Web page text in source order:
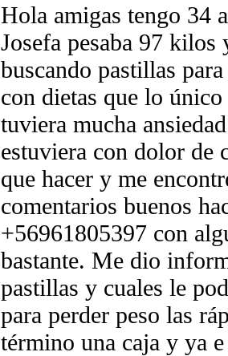
Hola amigas tengo 34
Josefa pesaba 97 kilos
buscando pastillas
con dietas que lo
tuviera mucha
estuviera con dolor de
que hacer y me
comentarios buenos
+56961805397 con
bastante. Me dio
pastillas y cuales le
para perder peso las
término una caja y ya